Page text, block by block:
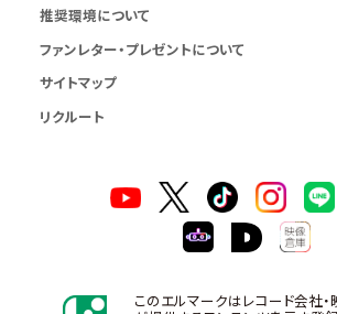
推奨環境について
ファンレター・プレゼントについて
サイトマップ
リクルート
このエルマークはレコード会社